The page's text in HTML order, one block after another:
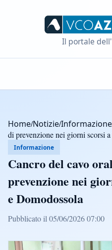
Il portale
Home/Notizie/Informazione
di prevenzione nei giorni scorsi
Informazione
Cancro del cavo
prevenzione nei
e Domodossola
Pubblicato il 05/06/2026 07:00